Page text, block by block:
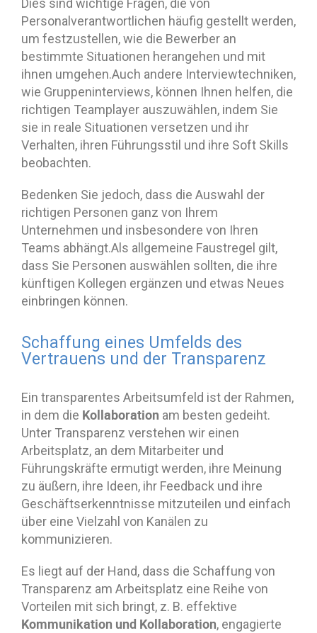
Dies sind wichtige Fragen, die von
Personalverantwortlichen häufig gestellt werden,
um festzustellen, wie die Bewerber an
bestimmte Situationen herangehen und mit
ihnen umgehen.Auch andere Interviewtechniken,
wie Gruppeninterviews, können Ihnen helfen, die
richtigen Teamplayer auszuwählen, indem Sie
sie in reale Situationen versetzen und ihr
Verhalten, ihren Führungsstil und ihre Soft Skills
beobachten.
Bedenken Sie jedoch, dass die Auswahl der
richtigen Personen ganz von Ihrem
Unternehmen und insbesondere von Ihren
Teams abhängt.Als allgemeine Faustregel gilt,
dass Sie Personen auswählen sollten, die ihre
künftigen Kollegen ergänzen und etwas Neues
einbringen können.
Schaffung eines Umfelds des
Vertrauens und der Transparenz
Ein transparentes Arbeitsumfeld ist der Rahmen,
in dem die Kollaboration am besten gedeiht.
Unter Transparenz verstehen wir einen
Arbeitsplatz, an dem Mitarbeiter und
Führungskräfte ermutigt werden, ihre Meinung
zu äußern, ihre Ideen, ihr Feedback und ihre
Geschäftserkenntnisse mitzuteilen und einfach
über eine Vielzahl von Kanälen zu
kommunizieren.
Es liegt auf der Hand, dass die Schaffung von
Transparenz am Arbeitsplatz eine Reihe von
Vorteilen mit sich bringt, z. B. effektive
Kommunikation und Kollaboration, engagierte